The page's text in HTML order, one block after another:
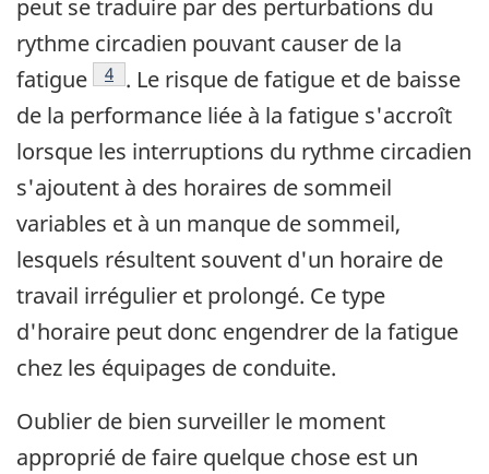
peut se traduire par des perturbations du
rythme circadien pouvant causer de la
fatigue
Footnote
4 . Le risque de fatigue et de baisse
de la performance liée à la fatigue s'accroît
lorsque les interruptions du rythme circadien
s'ajoutent à des horaires de sommeil
variables et à un manque de sommeil,
lesquels résultent souvent d'un horaire de
travail irrégulier et prolongé. Ce type
d'horaire peut donc engendrer de la fatigue
chez les équipages de conduite.
Oublier de bien surveiller le moment
approprié de faire quelque chose est un